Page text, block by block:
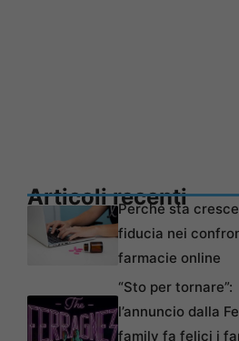
Articoli recenti
Perché sta
fiducia nei
farmacie online
“Sto per tornare”:
l’annuncio dalla
family fa felici i